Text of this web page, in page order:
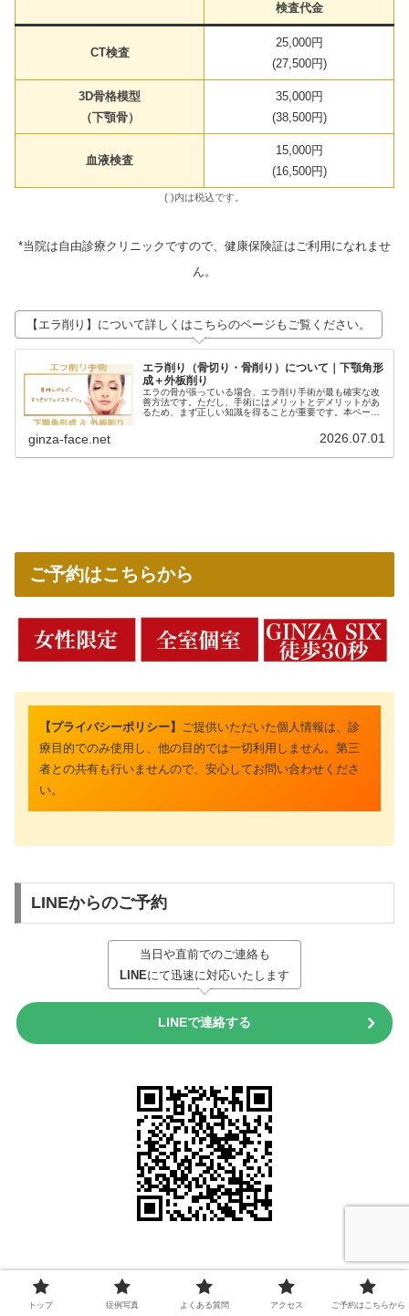
検査代金
CT検査
25,000円
(27,500円)
3D骨格模型
（下顎骨）
35,000円
(38,500円)
血液検査
15,000円
(16,500円)
( )内は税込です。
*当院は自由診療クリニックですので、健康保険証はご利用になれませ
ん。
【エラ削り】について詳しくはこちらのページもご覧ください。
エラ削り（骨切り・骨削り）について｜下顎角形
成＋外板削り
エラの骨が張っている場合、エラ削り手術が最も確実な改
善方法です。ただし、手術にはメリットとデメリットがあ
るため、まず正しい知識を得ることが重要です。本ページ
ginza-face.net 2026.07.01
ご予約はこちらから
【プライバシーポリシー】
ご提供いただいた個人情報は、診
療目的でのみ使用し、他の目的では一切利用しません。第三
者との共有も行いませんので、安心してお問い合わせくださ
い。
LINEからのご予約
当日や直前でのご連絡も
LINEにて迅速に対応いたします
LINEで連絡する
1. LINEアプリを開き、トーク画面上部の検索🔍バーに
「@ginzaface」と入力してください。
トップ 症例写真 よくある質問 アクセス ご予約はこちらから